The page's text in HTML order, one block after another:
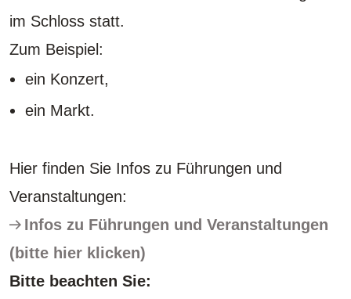
im Schloss statt.
Zum Beispiel:
ein Konzert,
ein Markt.
Hier finden Sie Infos zu Führungen und
Veranstaltungen:
Infos zu Führungen und Veranstaltungen
(bitte hier klicken)
Bitte beachten Sie: